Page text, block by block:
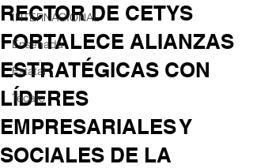
INTERNACIONAL
Ensenada
Estatal
Tecate
RECTOR DE CETYS
FORTALECE ALIANZAS
ESTRATÉGICAS CON
LÍDERES
EMPRESARIALES Y
SOCIALES DE LA